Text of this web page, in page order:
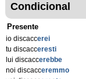
Condicional
Presente
io discaccerei
tu discacceresti
lui discaccerebbe
noi discacceremmo